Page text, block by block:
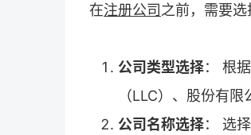
在注册公司之前，需要选
公司类型选择： 根
（LLC）、股份有
公司名称选择： 选